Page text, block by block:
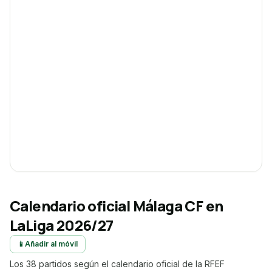
Calendario oficial Málaga CFen
LaLiga 2026/27
📱 Añadir al móvil
Los 38 partidos según el calendario oficial de la RFEF